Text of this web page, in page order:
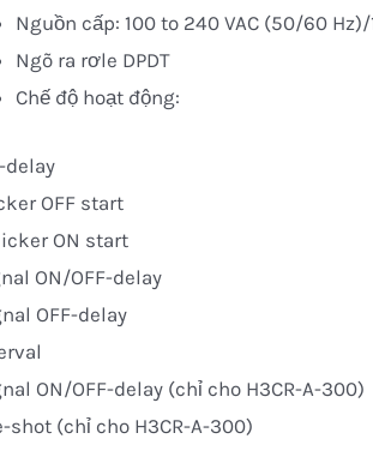
Nguồn cấp: 100 to 240 VAC (50/60 Hz)/
Ngõ ra rơle DPDT
Chế độ hoạt động:
delay
OFF start
ON start
ON/OFF-delay
OFF-delay
ON/OFF-delay (chỉ cho H3CR-A-300)
shot (chỉ cho H3CR-A-300)